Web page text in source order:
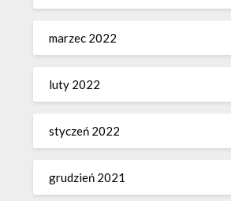
marzec 2022
luty 2022
styczeń 2022
grudzień 2021